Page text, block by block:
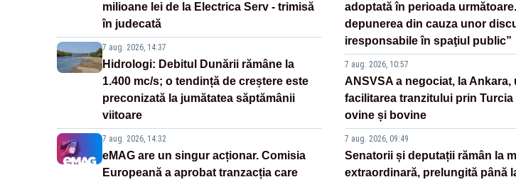
milioane lei de la Electrica Serv - trimisă
în judecată
7 aug. 2026, 14:37
Hidrologi: Debitul Dunării rămâne la
1.400 mc/s; o tendință de creștere este
preconizată la jumătatea săptămânii
viitoare
7 aug. 2026, 14:32
eMAG are un singur acționar. Comisia
Europeană a aprobat tranzacția care
adoptată în perioada
depunerea din cauza unor
iresponsabile în spaţiul public”
7 aug. 2026, 10:57
ANSVSA a negociat, la
facilitarea tranzitului prin
ovine și bovine
7 aug. 2026, 09:49
Senatorii și deputații rămân la
extraordinară, prelungită până